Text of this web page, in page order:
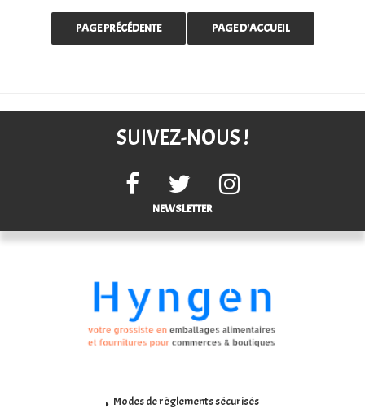
SUIVEZ-NOUS !
NEWSLETTER
Modes de règlements sécurisés